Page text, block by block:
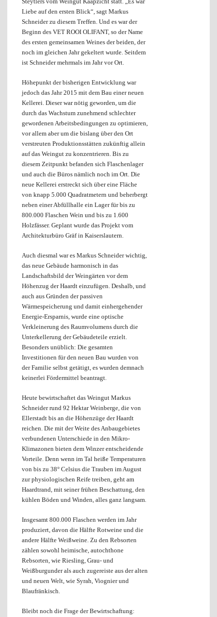
Liebe auf den ersten Blick“, sagt Markus
Schneider zu diesem Treffen. Und es war der
Beginn des VET ROOI OLIFANT, so der Name
des ersten gemeinsamen Weines der beiden, der
noch im gleichen Jahr gekeltert wurde. Seitdem
ist Schneider mehrmals im Jahr vor Ort.
Höhepunkt der bisherigen Entwicklung war
jedoch das Jahr 2015 mit dem Bau einer neuen
Kellerei. Dieser war nötig geworden, um die
durch das Wachstum zunehmend schlechter
gewordenen Arbeitsbedingungen zu optimieren,
vor allem aber um die bislang über den Ort
verstreuten Produktionsstätten zukünftig allein
auf das Weingut zu konzentrieren. Bis zu
diesem Zeitpunkt befanden sich Flaschenlager
und auch die Büros nämlich noch im Ort. Die
neue Kellerei erstreckt sich über eine Fläche
von knapp 5.000 Quadratmetern und beherbergt
neben einer Abfüllhalle ein Lager für bis zu
800.000 Flaschen Wein und bis zu 1.600
Holzfässer. Geplant wurde das Projekt vom
Architekturbüro Gräf in Kaiserslautern.
Auch diesmal war es Markus Schneider wichtig,
das neue Gebäude harmonisch in das
Landschaftsbild der Weingärten vor dem
Höhenzug der Haardt einzufügen. Deshalb, und
auch aus Gründen der passiven
Wärmespeicherung und damit einhergehender
Energie-Ersparnis, wurde eine optische
Verkleinerung des Raumvolumens durch die
Unterkellerung der Gebäudeteile erzielt.
Besonders unüblich: Die gesamten
Investitionen für den neuen Bau wurden von
der Familie selbst getätigt, es wurden demnach
keinerlei Fördermittel beantragt.
Heute bewirtschaftet das Weingut Markus
Schneider rund 92 Hektar Weinberge, die von
Ellerstadt bis an die Höhenzüge der Haardt
reichen. Die mit der Weite des Anbaugebietes
verbundenen Unterschiede in den Mikro-
Klimazonen bieten dem Winzer entscheidende
Vorteile. Denn wenn im Tal heiße Temperaturen
von bis zu 38° Celsius die Trauben im August
zur physiologischen Reife treiben, geht am
Haardtrand, mit seiner frühen Beschattung, den
kühlen Böden und Winden, alles ganz langsam.
Insgesamt 800.000 Flaschen werden im Jahr
produziert, davon die Hälfte Rotweine und die
andere Hälfte Weißweine. Zu den Rebsorten
zählen sowohl heimische, autochthone
Rebsorten, wie Riesling, Grau- und
Weißburgunder als auch zugereiste aus der alten
und neuen Welt, wie Syrah, Viognier und
Blaufränkisch.
Bleibt noch die Frage der Bewirtschaftung: